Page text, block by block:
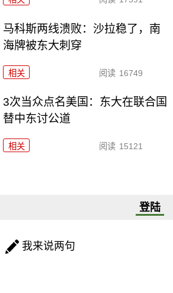
马科斯两线溃败：沙拉稳了，南
海牌被东大刺穿
相关 阅读 16749
3次当众点名美国：东大在联合国
替中东讨公道
相关 阅读 15121
登陆
我来说两句